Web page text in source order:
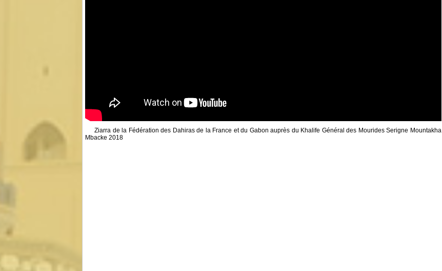
Ziarra de la Fédération des Dahiras de la France et du Gabon auprès du Khalife Général des Mourides Serigne Mountakha
Mbacke 2018